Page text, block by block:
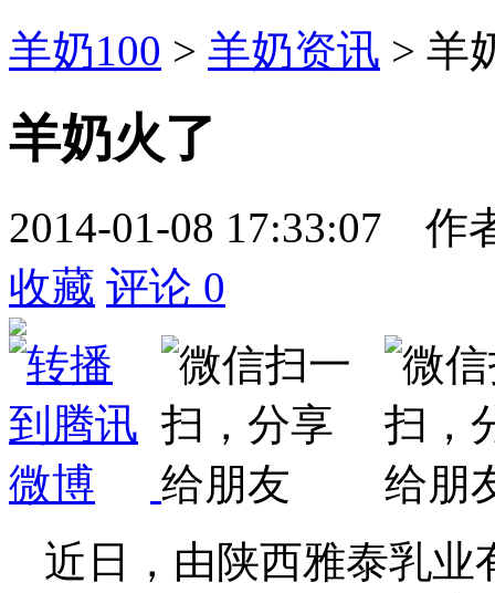
羊奶100 > 羊奶资讯 > 羊
羊奶火了
2014-01-08 17:33:07
作
收藏 评论 0
近日，由陕西雅泰乳业